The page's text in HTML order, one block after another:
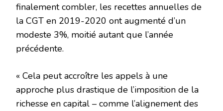
finalement combler, les recettes annuelles de
la CGT en 2019-2020 ont augmenté d’un
modeste 3%, moitié autant que l’année
précédente.
« Cela peut accroître les appels à une
approche plus drastique de l’imposition de la
richesse en capital – comme l’alignement des